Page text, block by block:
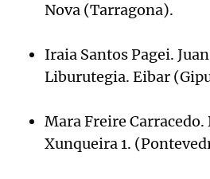
Nova (Tarragona).
Iraia Santos Pagei.
Liburutegia. Eibar
Mara Freire Carracedo.
Xunqueira 1.